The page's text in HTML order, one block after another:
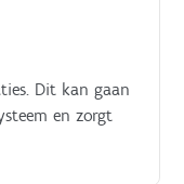
Dit kan gaan
en zorgt